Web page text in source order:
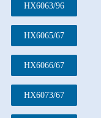
HX6063/96
HX6065/67
HX6066/67
HX6073/67